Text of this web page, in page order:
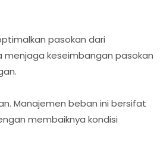
pasokan dari
keseimbangan pasokan
Manajemen beban ini bersifat
membaiknya kondisi